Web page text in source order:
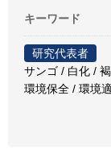
キーワード
研究代表者
サンゴ / 白化 /
環境保全 / 環境